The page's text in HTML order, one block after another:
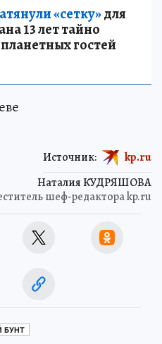
«сетку»для
13 лет тайно
гостей
Наталия КУДРЯШОВА
шеф-редактора kp.ru
Источник: kp.ru
БУНТ